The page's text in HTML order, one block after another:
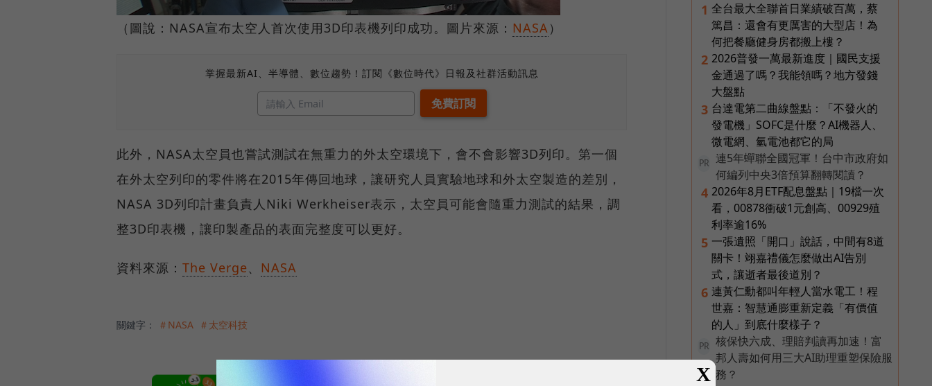
（圖說：NASA宣布太空人首次使用3D印表機列印成功。圖片來源： NASA）
掌握最新AI、半導體、數位趨勢！訂閱《數位時代》日報及社群活動訊息
此外，NASA太空員也嘗試測試在無重力的外太空環境下，會不會影響3D列印。第一個
在外太空列印的零件將在2015年傳回地球，讓研究人員實驗地球和外太空製造的差別，
NASA 3D列印計畫負責人Niki Werkheiser表示，太空員可能會隨重力測試的結果，調
整3D印表機，讓印製產品的表面完整度可以更好。
資料來源： The Verge、 NASA
關鍵字： ＃NASA ＃太空科技
1 全台最大全聯首日業績破百萬，蔡
篤昌：還會有更厲害的大型店！為
何把餐廳健身房都搬上樓？
2 2026普發一萬最新進度｜國民支援
金通過了嗎？我能領嗎？地方發錢
大盤點
3 台達電第二曲線盤點：「不發火的
發電機」SOFC是什麼？AI機器人、
微電網、氫電池都它的局
PR
連5年蟬聯全國冠軍！台中市政府如
何編列中央3倍預算翻轉閱讀？
4 2026年8月ETF配息盤點｜19檔一次
看，00878衝破1元創高、00929殖
利率逾16%
5 一張遺照「開口」說話，中間有8道
關卡！翊嘉禮儀怎麼做出AI告別
式，讓逝者最後道別？
6 連黃仁勳都叫年輕人當水電工！程
世嘉：智慧通膨重新定義「有價值
的人」到底什麼樣子？
PR
核保快六成、理賠判讀再加速！富
邦人壽如何用三大AI助理重塑保險服
務？
X